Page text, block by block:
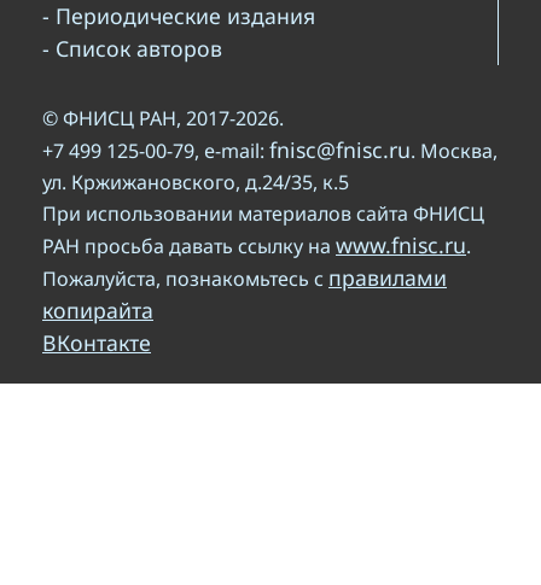
- Периодические издания
- Список авторов
© ФНИСЦ РАН, 2017-2026.
+7 499 125-00-79, e-mail: fnisc@fnisc.ru. Москва,
ул. Кржижановского, д.24/35, к.5
При использовании материалов сайта ФНИСЦ
РАН просьба давать ссылку на www.fnisc.ru.
Пожалуйста, познакомьтесь с правилами
копирайта
ВКонтакте